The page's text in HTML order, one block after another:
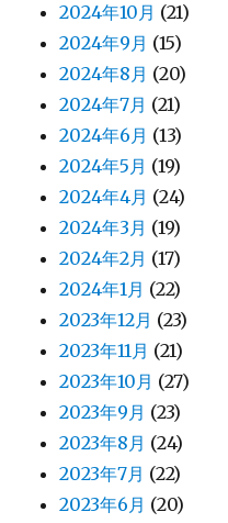
2024年10月 (21)
2024年9月 (15)
2024年8月 (20)
2024年7月 (21)
2024年6月 (13)
2024年5月 (19)
2024年4月 (24)
2024年3月 (19)
2024年2月 (17)
2024年1月 (22)
2023年12月 (23)
2023年11月 (21)
2023年10月 (27)
2023年9月 (23)
2023年8月 (24)
2023年7月 (22)
2023年6月 (20)